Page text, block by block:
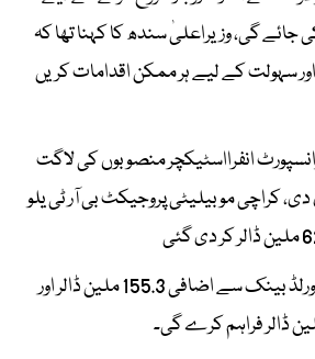
گی، وزیراعلیٰ سندھ کا کہنا تھا کہ
سہولت کے لیے ہر ممکن اقدامات کریں
انفرااسٹیکچر منصوبوں کی لاگت
کراچی موبیلیٹی پروجیکٹ بی آر ٹی یلو
بی آر ٹی یلو لائن کے لیے ورلڈ بینک سے اضافی 155.3 ملین ڈالر اور